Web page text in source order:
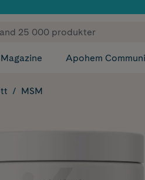
✓ Fri frakt
Magazine Apohem
MSM